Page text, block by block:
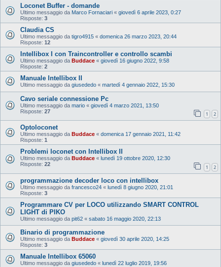
Loconet Buffer - domande
Ultimo messaggio da Marco Fornaciari « giovedì 6 aprile 2023, 0:27
Risposte: 3
Claudia CS
Ultimo messaggio da tigro4915 « domenica 26 marzo 2023, 20:44
Risposte: 12
Intellibox I con Traincontroller e controllo scambi
Ultimo messaggio da Buddace « giovedì 16 giugno 2022, 9:58
Risposte: 2
Manuale Intellibox II
Ultimo messaggio da giusededo « martedì 4 gennaio 2022, 15:30
Cavo seriale connessione Pc
Ultimo messaggio da mario « giovedì 4 marzo 2021, 13:50
Risposte: 27 1 2
Optoloconet
Ultimo messaggio da Buddace « domenica 17 gennaio 2021, 11:42
Risposte: 1
Problemi loconet con Intellibox II
Ultimo messaggio da Buddace « lunedì 19 ottobre 2020, 12:30
Risposte: 22 1 2
programmazione decoder loco con intellibox
Ultimo messaggio da francesco24 « lunedì 8 giugno 2020, 21:01
Risposte: 3
Programmare CV per LOCO utilizzando SMART CONTROL
LIGHT di PIKO
Ultimo messaggio da pit62 « sabato 16 maggio 2020, 22:13
Binario di programmazione
Ultimo messaggio da Buddace « giovedì 30 aprile 2020, 14:25
Risposte: 3
Manuale Intellibox 65060
Ultimo messaggio da giusededo « lunedì 22 luglio 2019, 19:56